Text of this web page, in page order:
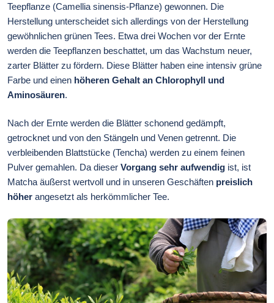
Teepflanze (Camellia sinensis-Pflanze) gewonnen. Die
Herstellung unterscheidet sich allerdings von der Herstellung
gewöhnlichen grünen Tees. Etwa drei Wochen vor der Ernte
werden die Teepflanzen beschattet, um das Wachstum neuer,
zarter Blätter zu fördern. Diese Blätter haben eine intensiv grüne
Farbe und einen höheren Gehalt an Chlorophyll und
Aminosäuren.
Nach der Ernte werden die Blätter schonend gedämpft,
getrocknet und von den Stängeln und Venen getrennt. Die
verbleibenden Blattstücke (Tencha) werden zu einem feinen
Pulver gemahlen. Da dieser Vorgang sehr aufwendig ist, ist
Matcha äußerst wertvoll und in unseren Geschäften preislich
höher angesetzt als herkömmlicher Tee.